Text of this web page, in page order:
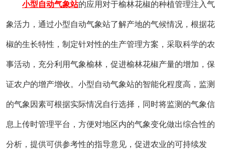
小型自动气象站的应用对于榆林花椒的种植管理注入气
象活力，通过小型自动气象站了解产地的气候情况，根据花
椒的生长特性，制定针对性的生产管理方案，采取科学的农
事活动，充分利用气象榆林，促进榆林花椒产量的增加，保
证农户的增产增收。小型自动气象站的智能化程度高，监测
的气象因素可根据实际情况自行选择，同时将监测的气象信
息上传时管理平台，方便对地区内的气象变化做出综合性的
分析，提供可供参考性的指导意见，促进农业的可持续发